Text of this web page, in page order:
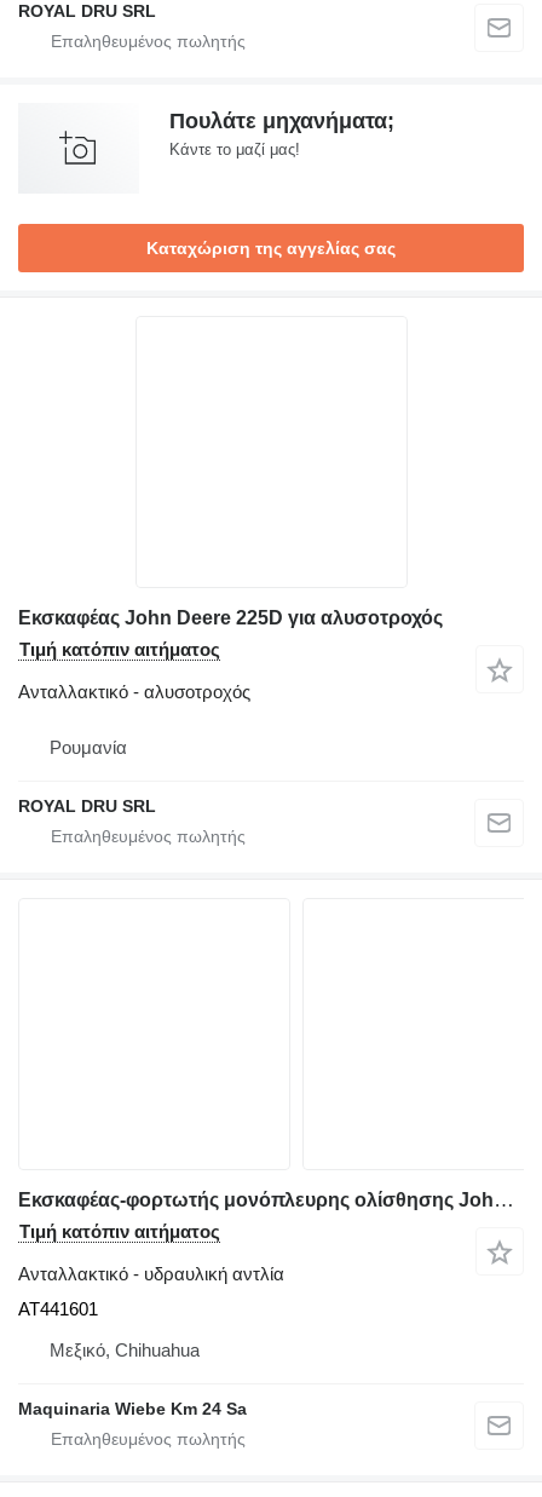
ROYAL DRU SRL
Πουλάτε μηχανήματα;
Κάντε το μαζί μας!
Καταχώριση της αγγελίας σας
Εκσκαφέας John Deere 225D για αλυσοτροχός
Τιμή κατόπιν αιτήματος
Ανταλλακτικό - αλυσοτροχός
Ρουμανία
ROYAL DRU SRL
Εκσκαφέας-φορτωτής μονόπλευρης ολίσθησης John Deere 320G για υδραυλική αντλία AT441601
Τιμή κατόπιν αιτήματος
Ανταλλακτικό - υδραυλική αντλία
AT441601
Μεξικό, Chihuahua
Maquinaria Wiebe Km 24 Sa